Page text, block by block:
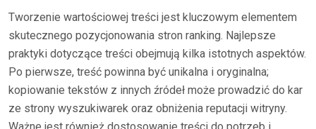
Tworzenie wartościowej treści jest kluczowym elementem
skutecznego pozycjonowania stron ranking. Najlepsze
praktyki dotyczące treści obejmują kilka istotnych aspektów.
Po pierwsze, treść powinna być unikalna i oryginalna;
kopiowanie tekstów z innych źródeł może prowadzić do kar
ze strony wyszukiwarek oraz obniżenia reputacji witryny.